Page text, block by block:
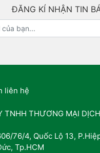
ĐĂNG KÍ NHẬN TIN
liên hệ
TNHH THƯƠNG MẠI
76/4, Quốc Lộ 13,
Tp.HCM